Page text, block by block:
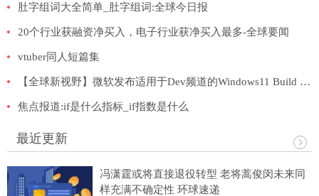
肚字组词大全简单_肚字组词:全球今日报
20个行业获融资净买入，电子行业获净买入最多-全球要闻
vtuber同人短篇集
【全球新视野】微软发布适用于Dev频道的Windows11 Build 25174
焦点报道:if是什么指标_if指数是什么
最近更新
冯潇霆或将直接退役转型 老将蒿俊闵未来同
样充满不确定性 环球速递